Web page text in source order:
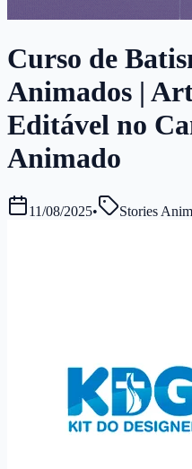
Curso de
Animados |
Editável no
Animado
11/08/2025• Stories